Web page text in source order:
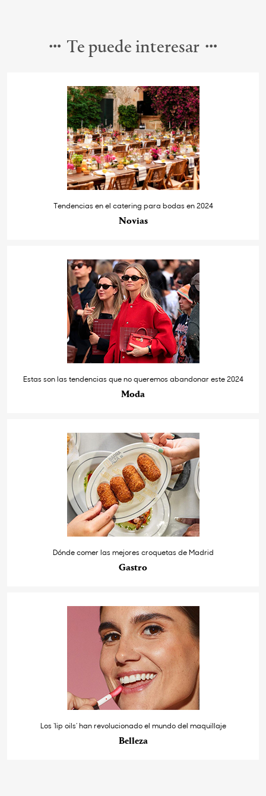
Te puede interesar
Tendencias en el catering para bodas en 2024
Novias
Estas son las tendencias que no queremos abandonar este 2024
Moda
Dónde comer las mejores croquetas de Madrid
Gastro
Los ‘lip oils’ han revolucionado el mundo del maquillaje
Belleza